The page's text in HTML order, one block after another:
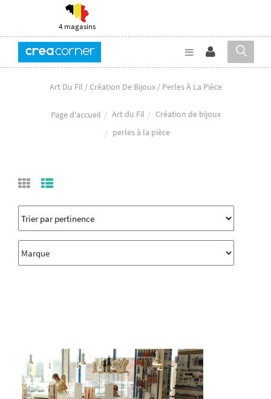
4 magasins
Art Du Fil / Création De Bijoux / Perles À La Pièce
Page d'accueil Art du Fil
Création de bijoux
perles à la pièce